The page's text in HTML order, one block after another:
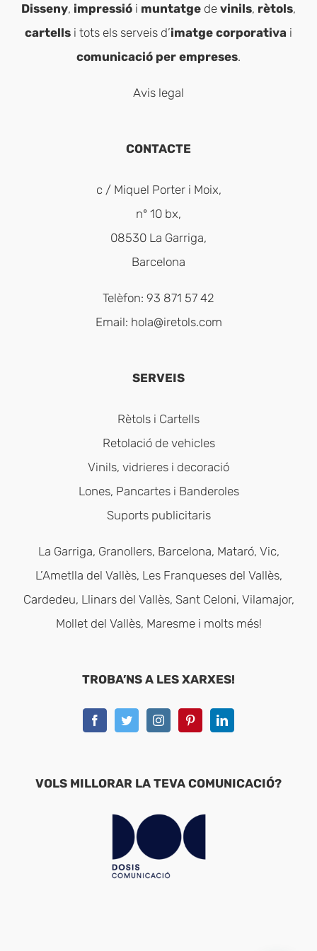
Disseny, impressió i muntatge de vinils, rètols,
cartells i tots els serveis d’imatge corporativa i
comunicació per empreses.
Avis legal
CONTACTE
c / Miquel Porter i Moix,
nº 10 bx,
08530 La Garriga,
Barcelona
Telèfon: 93 871 57 42
Email: hola@iretols.com
SERVEIS
Rètols i Cartells
Retolació de vehicles
Vinils, vidrieres i decoració
Lones, Pancartes i Banderoles
Suports publicitaris
La Garriga, Granollers, Barcelona, Mataró, Vic,
L’Ametlla del Vallès, Les Franqueses del Vallès,
Cardedeu, Llinars del Vallès, Sant Celoni, Vilamajor,
Mollet del Vallès, Maresme i molts més!
TROBA’NS A LES XARXES!
VOLS MILLORAR LA TEVA COMUNICACIÓ?